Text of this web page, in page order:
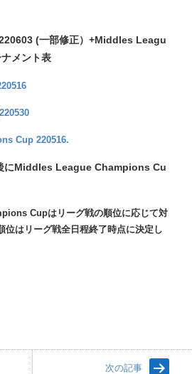
(一部修正）+Middles Leagu
メント表
Cup 220516.
にMiddles League Champions Cu
Cupはリーグ戦の順位に応じて対
位はリーグ戦全日程終了時点に決定し
次の記事